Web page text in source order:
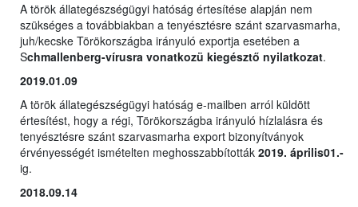
A török állategészségügyi hatóság értesítése alapján nem
szükséges a továbbiakban a tenyésztésre szánt szarvasmarha,
juh/kecske Törökországba irányuló exportja esetében a
Schmallenberg-vírusra vonatkozü kiegésztő nyilatkozat.
2019.01.09
A török állategészségügyi hatóság e-mailben arról küldött
értesítést, hogy a régi, Törökországba irányuló hízlalásra és
tenyésztésre szánt szarvasmarha export bizonyítványok
érvényességét ismételten meghosszabbították 2019. április01.-
ig.
2018.09.14